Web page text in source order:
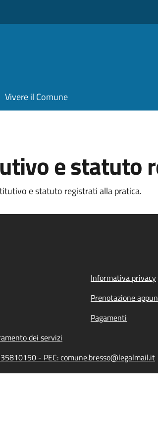
Vivere il Comune
e statuto
e statuto registrati alla pratica.
Informativa privacy
Prenotazione
Pagamenti
dei servizi
- PEC: comune.bresso@legalmail.it